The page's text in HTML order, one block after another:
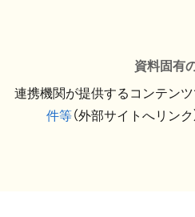
資料固有
連携機関が提供するコンテンツ
件等（外部サイトへリン